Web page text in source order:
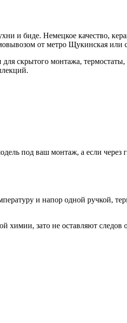
и биде. Немецкое качество,
от метро Щукинская или
скрытого монтажа,
под ваш монтаж, а если через
и напор одной ручкой,
химии, зато не оставляют следов